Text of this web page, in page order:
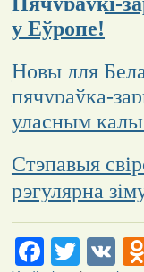
у Еўропе!
Новы для
пячураўка-
уласным
Стэпавыя
рэгулярна